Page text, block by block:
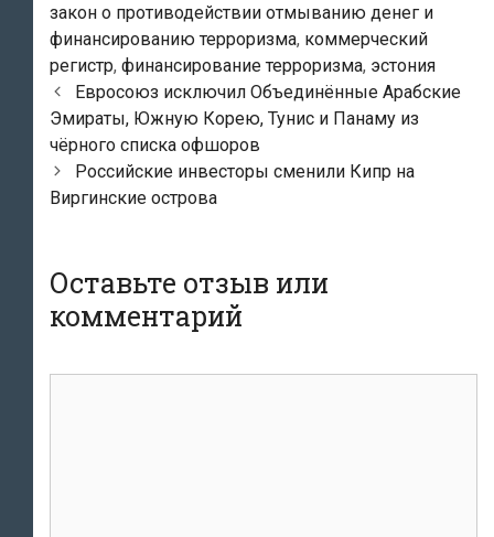
закон о противодействии отмыванию денег и
финансированию терроризма, коммерческий
регистр, финансирование терроризма, эстония
Навигация
по
записям
Евросоюз исключил Объединённые Арабские
Эмираты, Южную Корею, Тунис и Панаму из
чёрного списка офшоров
Российские инвесторы сменили Кипр на
Виргинские острова
Оставьте отзыв или
комментарий